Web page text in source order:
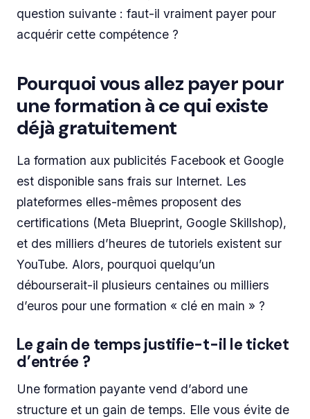
question suivante : faut-il vraiment payer pour
acquérir cette compétence ?
Pourquoi vous allez payer pour
une formation à ce qui existe
déjà gratuitement
La formation aux publicités Facebook et Google
est disponible sans frais sur Internet. Les
plateformes elles-mêmes proposent des
certifications (Meta Blueprint, Google Skillshop),
et des milliers d’heures de tutoriels existent sur
YouTube. Alors, pourquoi quelqu’un
débourserait-il plusieurs centaines ou milliers
d’euros pour une formation « clé en main » ?
Le gain de temps justifie-t-il le ticket
d’entrée ?
Une formation payante vend d’abord une
structure et un gain de temps. Elle vous évite de